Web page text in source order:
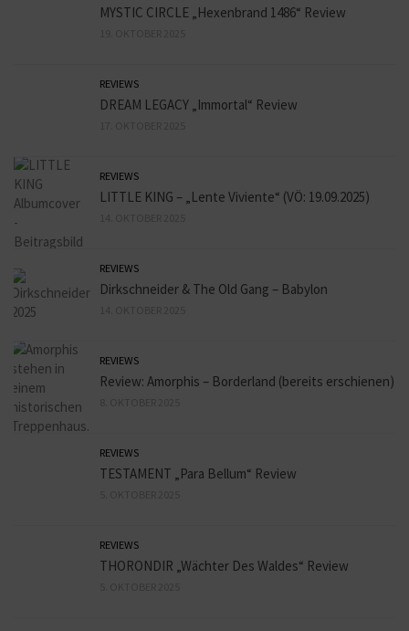
MYSTIC CIRCLE „Hexenbrand 1486“ Review
REVIEWS
DREAM LEGACY „Immortal“ Review
REVIEWS
LITTLE KING – „Lente Viviente“ (VÖ: 19.09.2025)
REVIEWS
Dirkschneider & The Old Gang – Babylon
REVIEWS
Review: Amorphis – Borderland (bereits erschienen)
REVIEWS
TESTAMENT „Para Bellum“ Review
REVIEWS
THORONDIR „Wächter Des Waldes“ Review